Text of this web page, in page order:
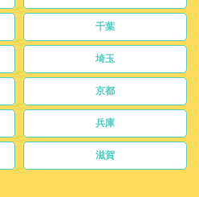
千葉
埼玉
京都
兵庫
滋賀